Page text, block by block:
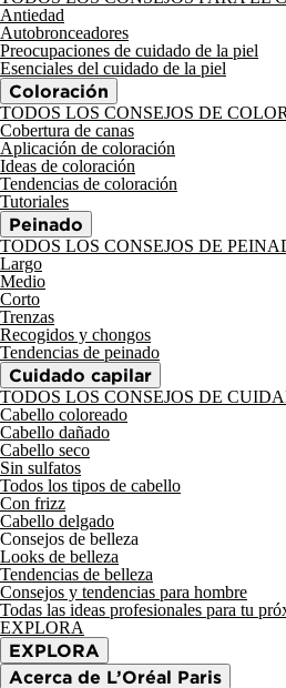
Antiedad
Autobronceadores
Preocupaciones de cuidado de la piel
Esenciales del cuidado de la piel
Coloración
TODOS LOS CONSEJOS DE
Cobertura de canas
Aplicación de coloración
Ideas de coloración
Tendencias de coloración
Tutoriales
Peinado
TODOS LOS CONSEJOS DE
Largo
Medio
Corto
Trenzas
Recogidos y chongos
Tendencias de peinado
Cuidado capilar
TODOS LOS CONSEJOS DE
Cabello coloreado
Cabello dañado
Cabello seco
Sin sulfatos
Todos los tipos de cabello
Con frizz
Cabello delgado
Consejos de belleza
Looks de belleza
Tendencias de belleza
Consejos y tendencias para hombre
Todas las ideas profesionales para tu
EXPLORA
EXPLORA
Acerca de L’Oréal Paris